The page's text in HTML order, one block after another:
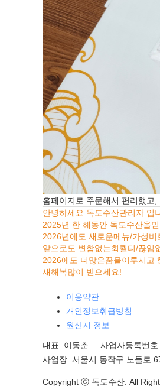
홈페이지로 주문해서 편리했고
안녕하세요 독도수산관리자 입
2025년 한 해동안 독도수산을
2026년에도 새로운메뉴/가성
앞으로도 변함없는회퀄티/끊임
2026에도 더많은꿈을이루시고
새해복많이 받으세요!
이용약관
개인정보취급방침
원산지 정보
대표 이동춘 사업자등록번
사업장 서울시 동작구 노들로
Copyright ⓒ 독도수산. All